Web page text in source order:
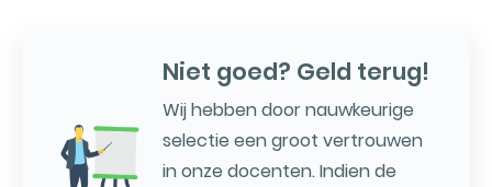
Niet goed? Geld terug!
Wij hebben door nauwkeurige
selectie een groot vertrouwen
in onze docenten. Indien de